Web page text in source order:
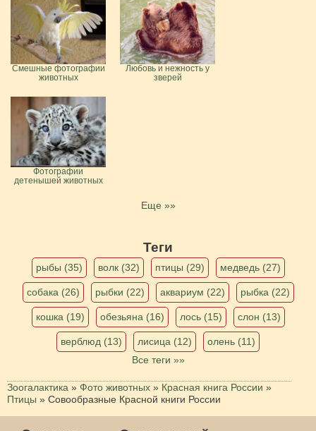
Смешные фотографии
животных
Любовь и нежность у
зверей
Фотографии
детенышей животных
Еще »»
Теги
рыбы (35) волк (32) птицы (29) медведь (27)
собака (26) рыбки (22) аквариум (22) рыбка (22)
кошка (19) обезьяна (16) лось (15) слон (13)
верблюд (13) лисица (12)
олень (11)
Все теги »»
Зоогалактика » Фото животных » Красная книга России »
Птицы » Совообразные Красной книги России